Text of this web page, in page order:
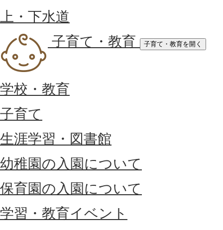
上・下水道
子育て・教育
子育て・教育を開く
学校・教育
子育て
生涯学習・図書館
幼稚園の入園について
保育園の入園について
学習・教育イベント